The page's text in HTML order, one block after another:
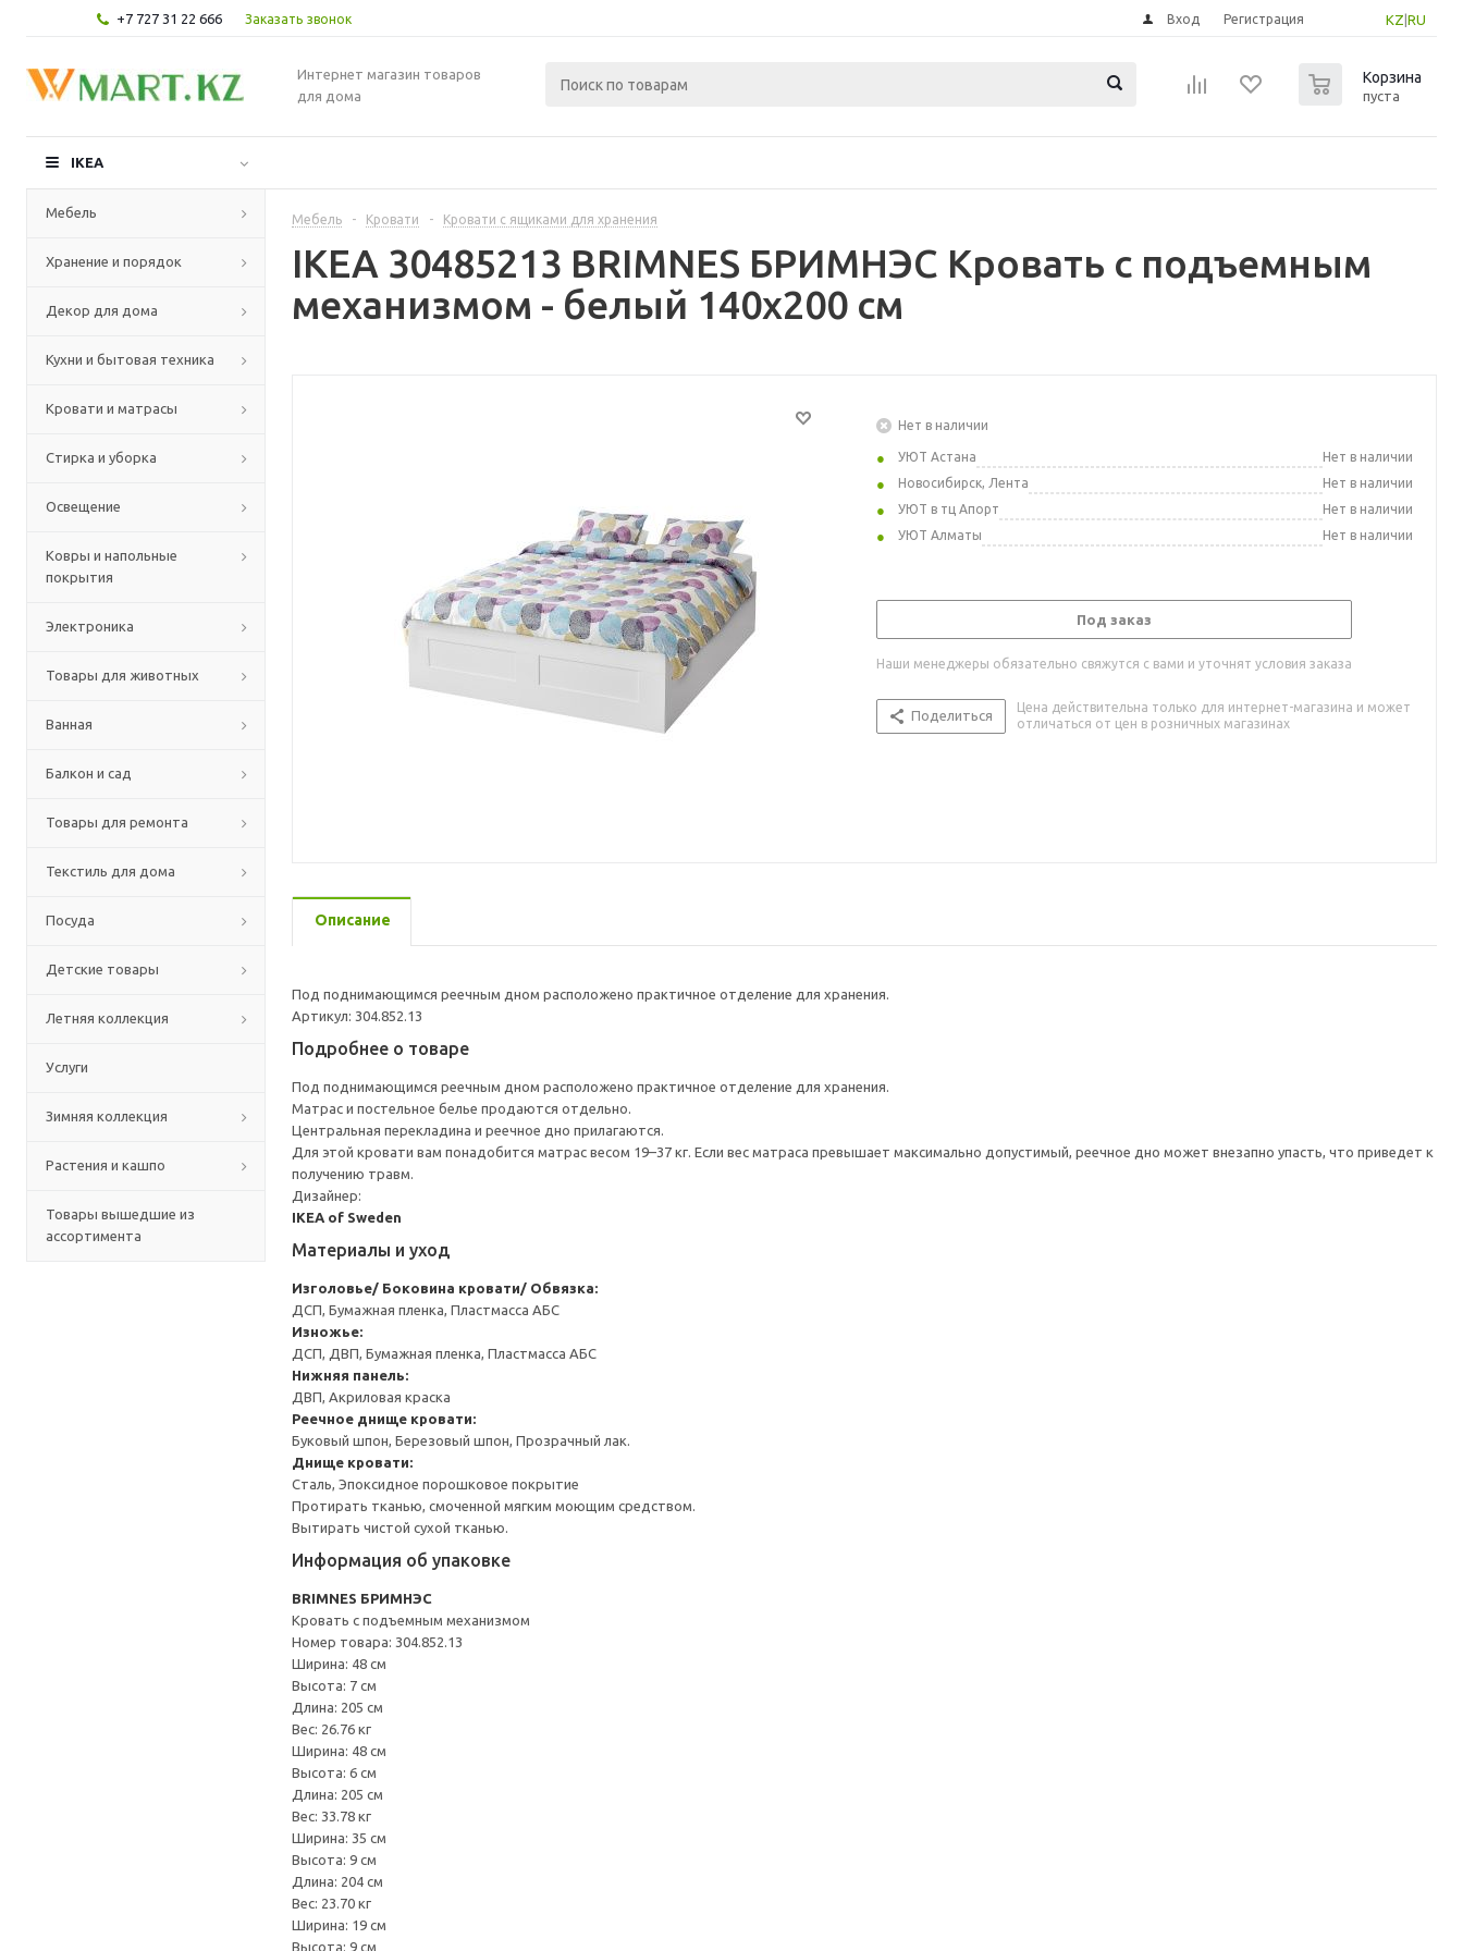
+7 727 31 22 666 Заказать звонок KZ RU
Вход Регистрация
Интернет магазин товаров
для дома
Корзина
пуста
IKEA
Мебель
Хранение и порядок
Декор для дома
Кухни и бытовая техника
Кровати и матрасы
Стирка и уборка
Освещение
Ковры и напольные
покрытия
Электроника
Товары для животных
Ванная
Балкон и сад
Товары для ремонта
Текстиль для дома
Посуда
Детские товары
Летняя коллекция
Услуги
Зимняя коллекция
Растения и кашпо
Товары вышедшие из
ассортимента
Мебель - Кровати - Кровати с ящиками для хранения
IKEA 30485213 BRIMNES БРИМНЭС Кровать с подъемным
механизмом - белый 140x200 см
Нет в наличии
УЮТ Астана
Нет в наличии
Новосибирск, Лента
Нет в наличии
УЮТ в тц Апорт
Нет в наличии
УЮТ Алматы
Нет в наличии
Под заказ
Наши менеджеры обязательно свяжутся с вами и уточнят условия заказа
Поделиться
Цена действительна только для интернет-магазина и может
отличаться от цен в розничных магазинах
Описание
Под поднимающимся реечным дном расположено практичное отделение для хранения.
Артикул: 304.852.13
Подробнее о товаре
Под поднимающимся реечным дном расположено практичное отделение для хранения.
Матрас и постельное белье продаются отдельно.
Центральная перекладина и реечное дно прилагаются.
Для этой кровати вам понадобится матрас весом 19–37 кг. Если вес матраса превышает максимально допустимый, реечное дно может внезапно упасть, что приведет к
получению травм.
Дизайнер:
IKEA of Sweden
Материалы и уход
Изголовье/ Боковина кровати/ Обвязка:
ДСП, Бумажная пленка, Пластмасса АБС
Изножье:
ДСП, ДВП, Бумажная пленка, Пластмасса АБС
Нижняя панель:
ДВП, Акриловая краска
Реечное днище кровати:
Буковый шпон, Березовый шпон, Прозрачный лак.
Днище кровати:
Сталь, Эпоксидное порошковое покрытие
Протирать тканью, смоченной мягким моющим средством.
Вытирать чистой сухой тканью.
Информация об упаковке
BRIMNES БРИМНЭС
Кровать с подъемным механизмом
Номер товара: 304.852.13
Ширина: 48 см
Высота: 7 см
Длина: 205 см
Вес: 26.76 кг
Ширина: 48 см
Высота: 6 см
Длина: 205 см
Вес: 33.78 кг
Ширина: 35 см
Высота: 9 см
Длина: 204 см
Вес: 23.70 кг
Ширина: 19 см
Высота: 9 см